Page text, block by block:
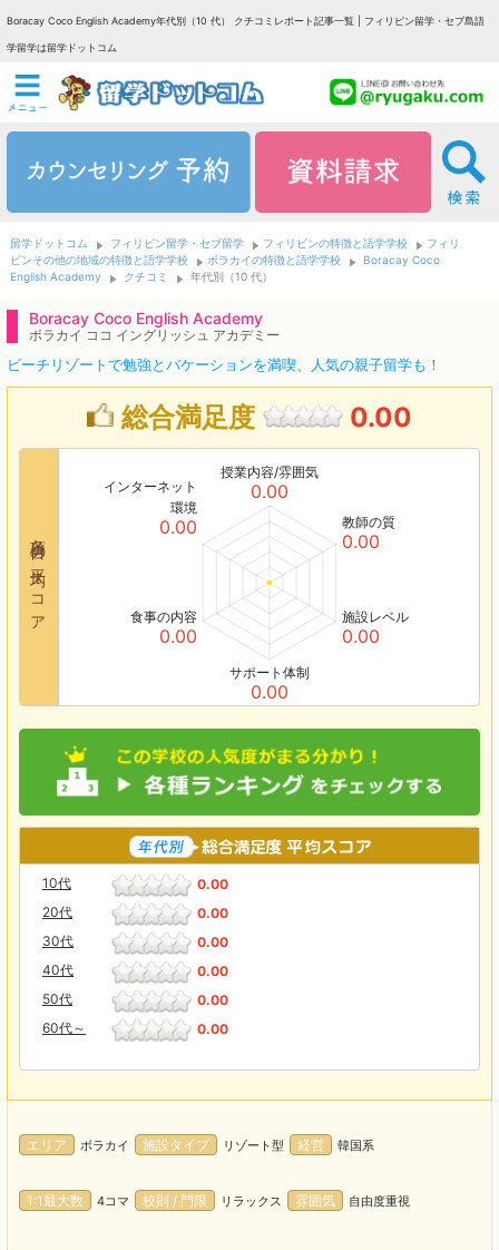
Boracay Coco English Academy年代別（10 代） クチコミレポート記事一覧 | フィリピン留学・セブ島語
学留学は留学ドットコム
留学ドットコム フィリピン留学・セブ留学 フィリピンの特徴と語学学校
フィリ
ピンその他の地域の特徴と語学学校
ボラカイの特徴と語学学校
Boracay Coco
English Academy
クチコミ 年代別（10 代）
Boracay Coco English Academy
ボラカイ ココ イングリッシュ アカデミー
ビーチリゾートで勉強とバケーションを満喫、人気の親子留学も！
総合満足度 0.00
各項目の平均スコア
授業内容/雰囲気
0.00
教師の質
0.00
施設レベル
0.00
サポート体制
0.00
食事の内容
0.00
インターネット
環境
0.00
10代
0.00
20代
0.00
30代
0.00
40代
0.00
50代
0.00
60代～
0.00
エリア ボラカイ 施設タイプ リゾート型 経営 韓国系
1:1最大数 4コマ 校則 / 門限 リラックス 雰囲気 自由度重視